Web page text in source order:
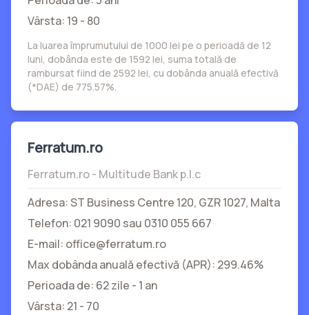
Vârsta: 19 - 80
La luarea împrumutului de 1000 lei pe o perioadă de 12
luni, dobânda este de 1592 lei, suma totală de
rambursat fiind de 2592 lei, cu dobânda anuală efectivă
(*DAE) de 775.57%.
Ferratum.ro
Ferratum.ro - Multitude Bank p.l.c
Adresa: ST Business Centre 120, GZR 1027, Malta
Telefon: 021 9090 sau 0310 055 667
E-mail: office@ferratum.ro
Max dobânda anuală efectivă (APR): 299.46%
Perioada de: 62 zile - 1 an
Vârsta: 21 - 70